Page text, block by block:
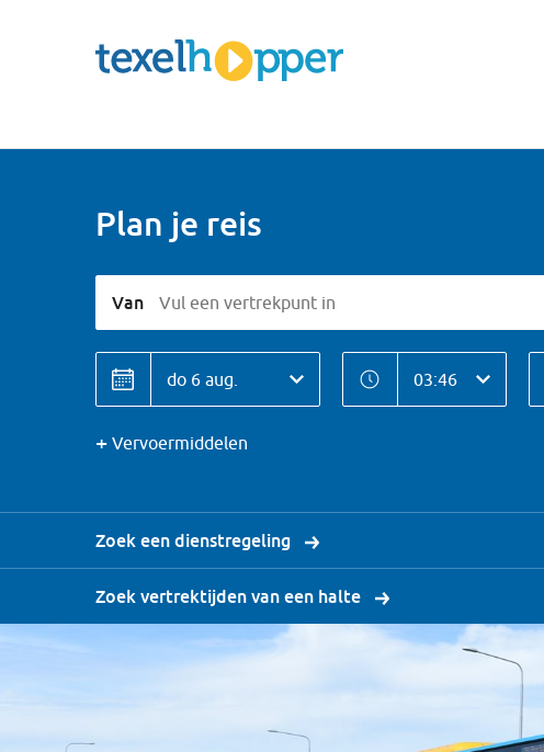
Plan je reis
Van Vul een vertrekpunt in
Datum
Datum
Tijd
Tijd
Vervoermiddelen
Zoek een dienstregeling
Zoek vertrektijden van een halte